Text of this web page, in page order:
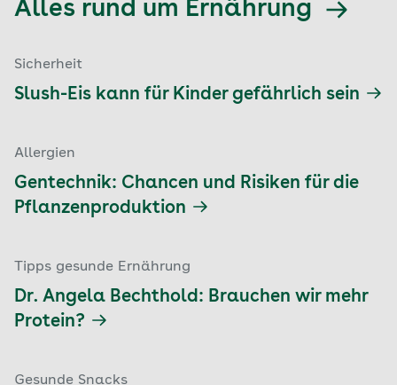
Alles rund um Ernährung
Sicherheit
Slush-Eis kann für Kinder gefährlich sein
Allergien
Gentechnik: Chancen und Risiken für die
Pflanzenproduktion
Tipps gesunde Ernährung
Dr. Angela Bechthold: Brauchen wir mehr
Protein?
Gesunde Snacks